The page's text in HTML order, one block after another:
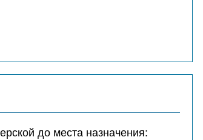
до места назначения: